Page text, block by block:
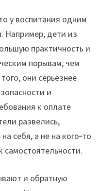
у воспитания одним
Например, дети из
практичность и
порывам, чем
они серьёзнее
и
к оплате
развелись,
себя, а не на кого‑то
самостоятельности.
и обратную